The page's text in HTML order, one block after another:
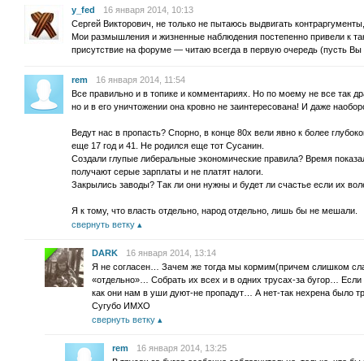
y_fed
16 января 2014, 10:13
Сергей Викторович, не только не пытаюсь выдвигать
Мои размышления и жизненные наблюдения постепенно привели к
присутствие на форуме — читаю всегда в первую очередь (пусть
rem
16 января 2014, 11:54
Все правильно и в топике и комментариях. Но по моему не все так
но и в его уничтожении она кровно не заинтересована! И даже
Ведут нас в пропасть? Спорно, в конце 80х вели явно к более
еще 17 год и 41. Не родился еще тот Сусанин.
Создали глупые либеральные экономические правила? Время
получают серые зарплаты и не платят налоги.
Закрылись заводы? Так ли они нужны и будет ли счастье если их
Я к тому, что власть отдельно, народ отдельно, лишь бы не мешали.
свернуть ветку
DARK
16 января 2014, 13:14
Я не согласен… Зачем же тогда мы кормим(причем слишком
«отдельно»… Собрать их всех и в одних трусах-за бугор…
как они нам в уши дуют-не пропадут… А нет-так нехрена было
Сугубо ИМХО
свернуть ветку
rem
16 января 2014, 13:25